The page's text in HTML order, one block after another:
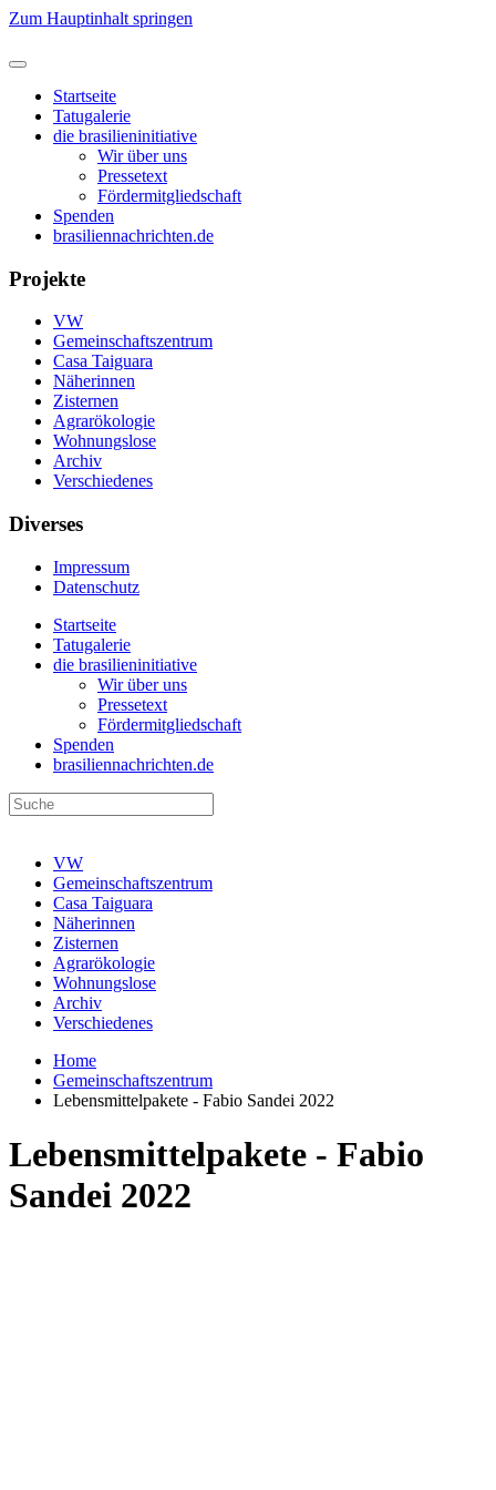
Zum Hauptinhalt springen
Startseite
Tatugalerie
die brasilieninitiative
Wir über uns
Pressetext
Fördermitgliedschaft
Spenden
brasiliennachrichten.de
Projekte
VW
Gemeinschaftszentrum
Casa Taiguara
Näherinnen
Zisternen
Agrarökologie
Wohnungslose
Archiv
Verschiedenes
Diverses
Impressum
Datenschutz
Startseite
Tatugalerie
die brasilieninitiative
Wir über uns
Pressetext
Fördermitgliedschaft
Spenden
brasiliennachrichten.de
VW
Gemeinschaftszentrum
Casa Taiguara
Näherinnen
Zisternen
Agrarökologie
Wohnungslose
Archiv
Verschiedenes
Home
Gemeinschaftszentrum
Lebensmittelpakete - Fabio Sandei 2022
Lebensmittelpakete - Fabio
Sandei 2022